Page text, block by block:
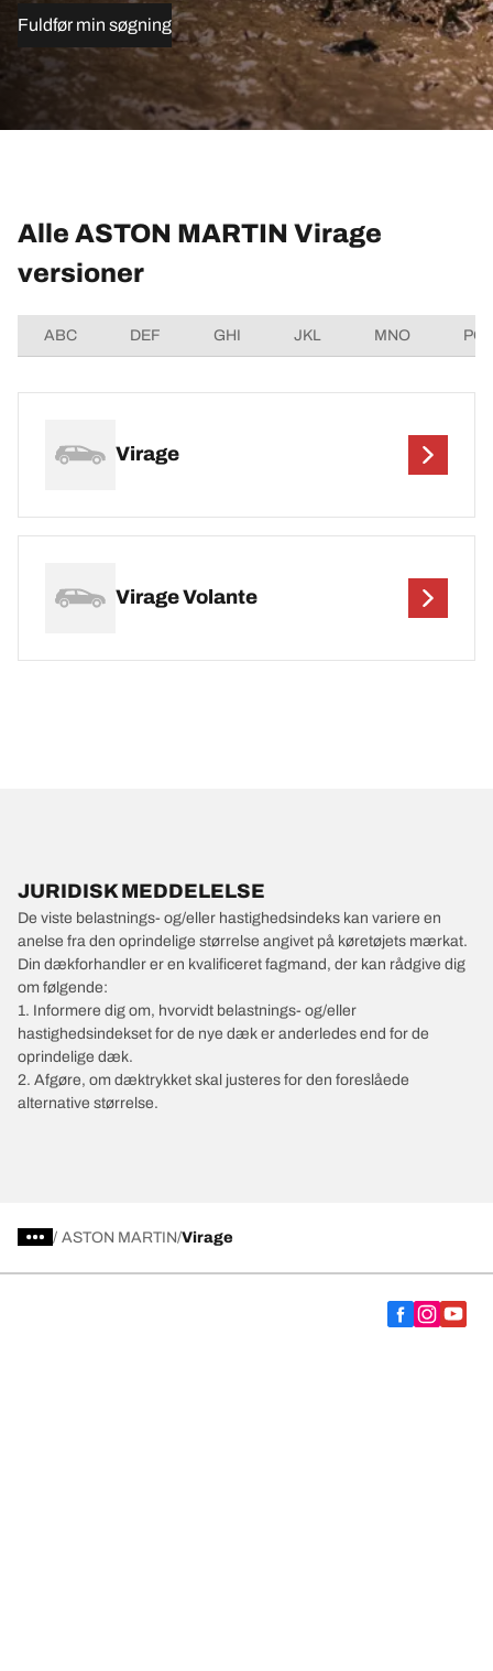
Fuldfør min søgning
Alle ASTON MARTIN Virage
versioner
ABC DEF GHI JKL MNO
Virage
Virage Volante
JURIDISK MEDDELELSE
De viste belastnings- og/eller hastighedsindeks kan variere en
anelse fra den oprindelige størrelse angivet på køretøjets mærkat.
Din dækforhandler er en kvalificeret fagmand, der kan rådgive dig
om følgende:
1. Informere dig om, hvorvidt belastnings- og/eller
hastighedsindekset for de nye dæk er anderledes end for de
oprindelige dæk.
2. Afgøre, om dæktrykket skal justeres for den foreslåede
alternative størrelse.
/ ASTON MARTIN Virage